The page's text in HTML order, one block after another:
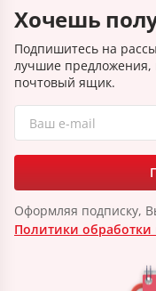
Хочешь
Подпишитесь на
лучшие предложения,
почтовый ящик.
Оформляя подписку,
Политики